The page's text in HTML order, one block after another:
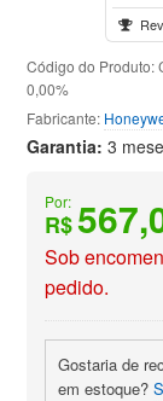
Código do Produto:
0,00%
Fabricante:
Garantia:3
Por:
R$
Sob
pedido.
Gostaria de
em estoque?